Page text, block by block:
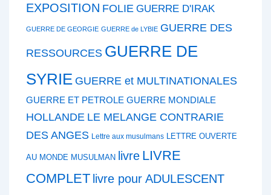
EXPOSITION FOLIE GUERRE D'IRAK
GUERRE DE GEORGIE GUERRE de LYBIE GUERRE DES
RESSOURCES GUERRE DE
SYRIE GUERRE et MULTINATIONALES
GUERRE ET PETROLE GUERRE MONDIALE
HOLLANDE LE MELANGE CONTRARIE
DES ANGES Lettre aux musulmans LETTRE OUVERTE
AU MONDE MUSULMAN livre LIVRE
COMPLET livre pour ADULESCENT